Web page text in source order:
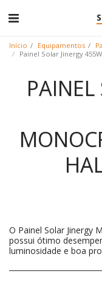
Início Equipamentos
Painel Solar Jinergy
PAINEL
O Painel Solar Jinergy
possui ótimo
luminosidade e boa